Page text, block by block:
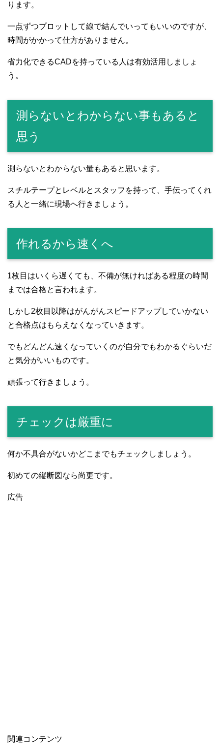
ります。
一点ずつプロットして線で結んでいってもいいのですが、
時間がかかって仕方がありません。
省力化できるCADを持っている人は有効活用しましょ
う。
測らないとわからない事もあると
思う
測らないとわからない量もあると思います。
スチルテープとレベルとスタッフを持って、手伝ってくれ
る人と一緒に現場へ行きましょう。
作れるから速くへ
1枚目はいくら遅くても、不備が無ければある程度の時間
までは合格と言われます。
しかし2枚目以降はがんがんスピードアップしていかない
と合格点はもらえなくなっていきます。
でもどんどん速くなっていくのが自分でもわかるぐらいだ
と気分がいいものです。
頑張って行きましょう。
チェックは厳重に
何か不具合がないかどこまでもチェックしましょう。
初めての縦断図なら尚更です。
広告
関連コンテンツ